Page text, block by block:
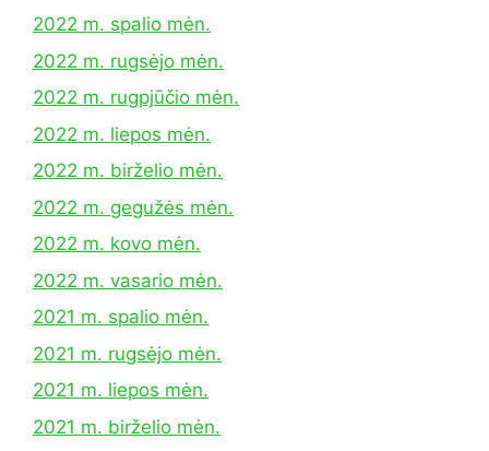
2022 m. spalio mėn.
2022 m. rugsėjo mėn.
2022 m. rugpjūčio mėn.
2022 m. liepos mėn.
2022 m. birželio mėn.
2022 m. gegužės mėn.
2022 m. kovo mėn.
2022 m. vasario mėn.
2021 m. spalio mėn.
2021 m. rugsėjo mėn.
2021 m. liepos mėn.
2021 m. birželio mėn.